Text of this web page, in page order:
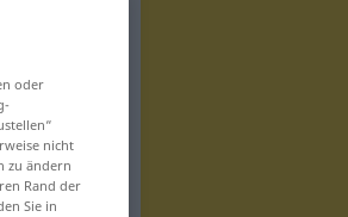
oder
nicht
zu ändern
Rand der
Sie in